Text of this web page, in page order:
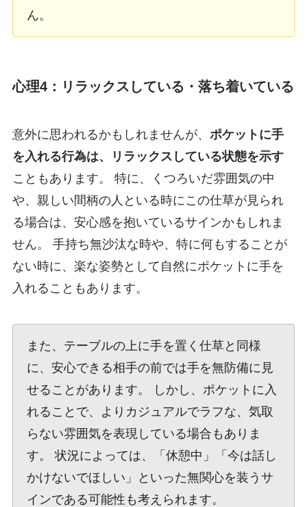
ん。
心理4：リラックスしている・落ち着いている
意外に思われるかもしれませんが、 ポケットに手
を入れる行為は、リラックスしている状態を示す
こともあります。 特に、くつろいだ雰囲気の中
や、親しい間柄の人といる時にこの仕草が見られ
る場合は、安心感を抱いているサインかもしれま
せん。 手持ち無沙汰な時や、特に何もすることが
ない時に、楽な姿勢として自然にポケットに手を
入れることもあります。
また、テーブルの上に手を置く仕草と同様
に、安心できる相手の前では手を無防備に見
せることがあります。 しかし、ポケットに入
れることで、よりカジュアルでラフな、気取
らない雰囲気を表現している場合もありま
す。 状況によっては、「休憩中」「今は話し
かけないでほしい」といった無関心を装うサ
インである可能性も考えられます。